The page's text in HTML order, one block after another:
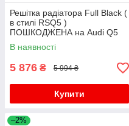
Решітка радіатора Full Black (
в стилі RSQ5 )
ПОШКОДЖЕНА на Audi Q5
8R 2012-2016 року
В наявності
5 876 ₴ 5 994 ₴
Купити
–2%